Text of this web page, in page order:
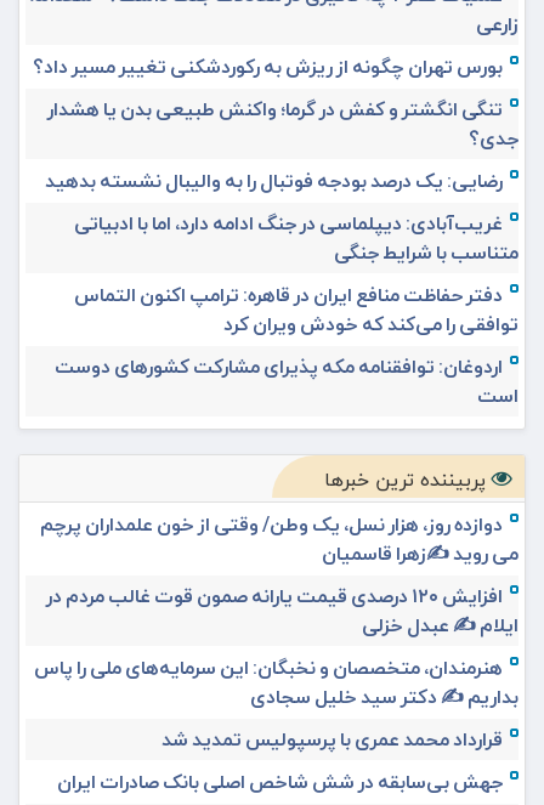
زارعی
بورس تهران چگونه از ریزش به رکوردشکنی تغییر مسیر داد؟
تنگی انگشتر و کفش در گرما؛ واکنش طبیعی بدن یا هشدار
جدی؟
رضایی: یک درصد بودجه فوتبال را به والیبال نشسته بدهید
غریب‌آبادی: دیپلماسی در جنگ ادامه دارد، اما با ادبیاتی
متناسب با شرایط جنگی
دفتر حفاظت منافع ایران در قاهره: ترامپ اکنون التماس
توافقی را می‌کند که خودش ویران کرد
اردوغان: توافقنامه مکه پذیرای مشارکت کشورهای دوست
است
پربیننده ترین خبرها
دوازده روز، هزار نسل، یک وطن/ وقتی از خون علمداران پرچم
می روید ✍️زهرا قاسمیان
افزایش ۱۲۰ درصدی قیمت یارانه صمون قوت غالب مردم در
ایلام ✍️ عبدل خزلی
هنرمندان، متخصصان و نخبگان: این سرمایه‌های ملی را پاس
بداریم ✍️ دکتر سید خلیل سجادی
قرارداد محمد عمری با پرسپولیس تمدید شد
جهش بی‌سابقه در شش شاخص اصلی بانک صادرات ایران